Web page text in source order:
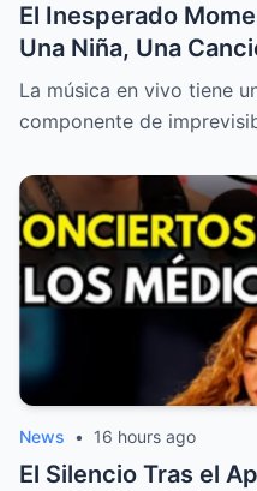
El Inesperado
Una Niña, Una
Lección Magistral
La música en vivo tiene
componente de
News • 16 hours ago
El Silencio Tras el